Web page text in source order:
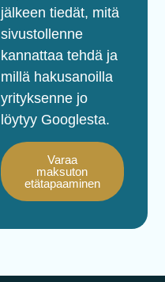
jälkeen tiedät, mitä
sivustollenne
kannattaa tehdä ja
millä hakusanoilla
yrityksenne jo
löytyy Googlesta.
Varaa
maksuton
etätapaaminen